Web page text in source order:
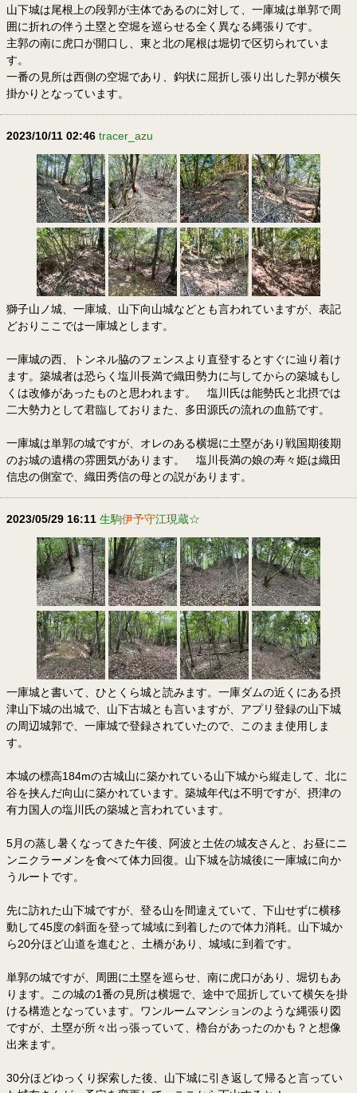
山下城は尾根上の段郭が主体であるのに対して、一庫城は単郭で周
囲に折れの伴う土塁と空堀を巡らせる全く異なる縄張りです。
主郭の南に虎口が開口し、東と北の尾根は堀切で区切られていま
す。
一番の見所は西側の空堀であり、鈎状に屈折し張り出した郭が横矢
掛かりとなっています。
2023/10/11 02:46 tracer_azu
獅子山ノ城、一庫城、山下向山城などとも言われていますが、表記
どおりここでは一庫城とします。
一庫城の西、トンネル脇のフェンスより直登するとすぐに辿り着け
ます。築城者は恐らく塩川長満で織田勢力に与してからの築城もし
くは改修があったものと思われます。 塩川氏は能勢氏と北摂では
二大勢力として君臨しておりまた、多田源氏の流れの血筋です。
一庫城は単郭の城ですが、オレのある横堀に土塁があり戦国期後期
のお城の遺構の雰囲気があります。 塩川長満の娘の寿々姫は織田
信忠の側室で、織田秀信の母との説があります。
2023/05/29 16:11 生駒伊予守江現蔵☆
一庫城と書いて、ひとくら城と読みます。一庫ダムの近くにある摂
津山下城の出城で、山下古城とも言いますが、アプリ登録の山下城
の周辺城郭で、一庫城で登録されていたので、このまま使用しま
す。
本城の標高184mの古城山に築かれている山下城から縦走して、北に
谷を挟んだ向山に築かれています。築城年代は不明ですが、摂津の
有力国人の塩川氏の築城と言われています。
5月の蒸し暑くなってきた午後、阿波と土佐の城友さんと、お昼にニ
ンニクラーメンを食べて体力回復。山下城を訪城後に一庫城に向か
うルートです。
先に訪れた山下城ですが、登る山を間違えていて、下山せずに横移
動して45度の斜面を登って城域に到着したので体力消耗。山下城か
ら20分ほど山道を進むと、土橋があり、城域に到着です。
単郭の城ですが、周囲に土塁を巡らせ、南に虎口があり、堀切もあ
ります。この城の1番の見所は横堀で、途中で屈折していて横矢を掛
ける構造となっています。ワンルームマンションのような縄張り図
ですが、土塁が所々出っ張っていて、櫓台があったのかも？と想像
出来ます。
30分ほどゆっくり探索した後、山下城に引き返して帰ると言ってい